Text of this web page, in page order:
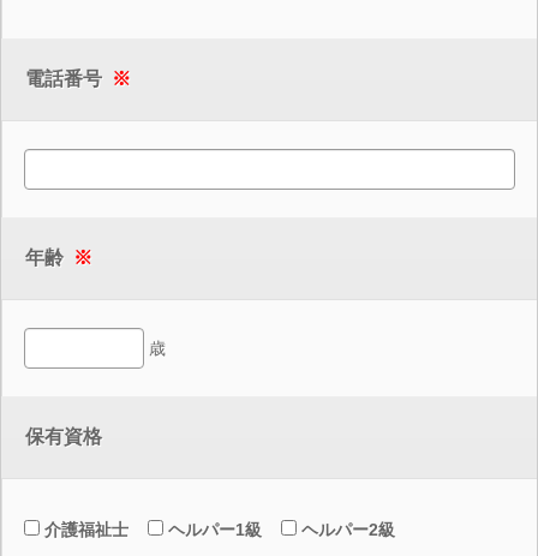
電話番号 ※
年齢 ※
歳
保有資格
介護福祉士 ヘルパー1級 ヘルパー2級